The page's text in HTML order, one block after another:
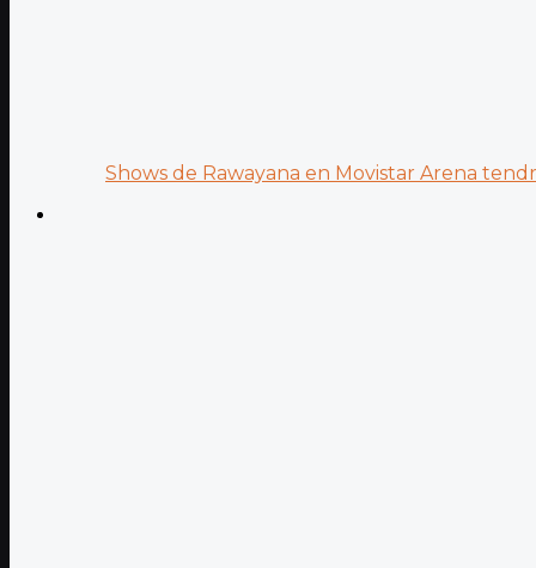
Shows de Rawayana en Movistar Arena